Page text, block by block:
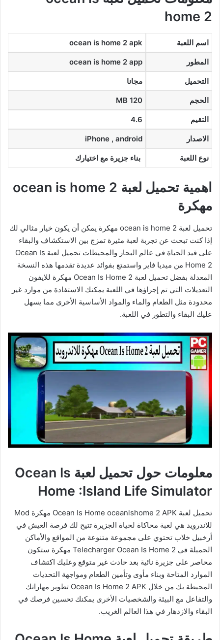
home 2
اسم اللعبة ocean is home 2 apk
المطور ocean is home 2 app
التحميل مجانا
الحجم 120 MB
التقيم 4.6
الاصدار iPhone , android
نوع اللعبة بناء جزيرة مع اختيارك
اهمية تحميل لعبة ocean is home 2
مهكرة
تحميل لعبة ocean is home 2 مهكرة يمكن أن يكون خيار مثالي لك
إذا كنت تبحث عن تجربة لعبة مثيرة تمزج بين الاستكشاف والبقاء
على قيد الحياة في عالم البحار والمحيطات تحميل لعبة Ocean Is
Home 2 من ميديا فاير واستمتع بفوائد عديدة تقدمها هذه النسخة
المعدلة بفضل تحميل لعبة Ocean Is Home 2 مهكرة للايفون
التعديلات التي تم إجراؤها في اللعبة يمكنك الاستفادة من موارد غير
محدودة مثل الطعام والماء والمواد الأساسية الأخرى مما يسهل
عليك البقاء والتطور في اللعبة.
معلومات حول تحميل لعبة Ocean Is
Home :Island Life Simulator
تحميل لعبة Ocean Is Home oceanlshome 2 APK مهكرة Mod
للاندرويد هي لعبة محاكاة لحياة الجزيرة تتيح لك فرصة العيش في
أرخبيل خلاب تحتوي على مجموعة متنوعة من المواقع والأماكن
الجميلة في Telecharger Ocean Is Home 2 مهكرة ستكون
محاصر على جزيرة نائية بعد حادث غير متوقع وعليك اكتشاف
الموارد المتاحة وبناء مأوى وتأمين الطعام ومواجهة التحديات
المحيطة بك من خلال Ocean Is Home 2 APK تطوير مهاراتك
والتفاعل مع البيئة والشخصيات الأخرى يمكنك تحسين فرصك في
البقاء والازدهار في هذا العالم الغريب.